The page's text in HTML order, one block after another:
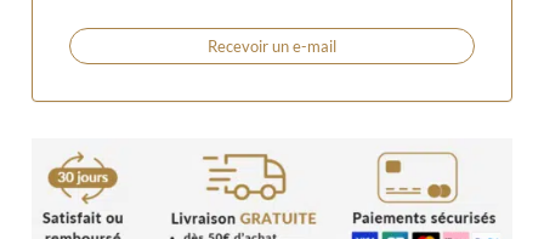
Recevoir un e-mail